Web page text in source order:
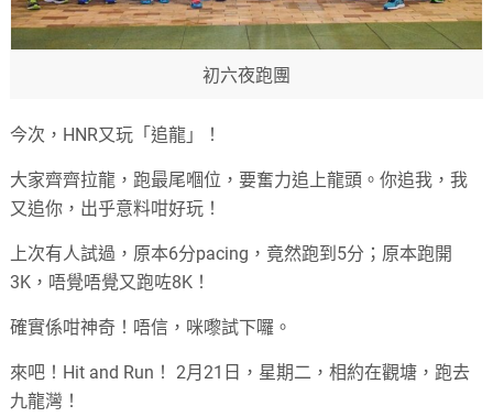
初六夜跑團
今次，HNR又玩「追龍」！
大家齊齊拉龍，跑最尾嗰位，要奮力追上龍頭。你追我，我
又追你，出乎意料咁好玩！
上次有人試過，原本6分pacing，竟然跑到5分；原本跑開
3K，唔覺唔覺又跑咗8K！
確實係咁神奇！唔信，咪嚟試下囉。
來吧！Hit and Run！ 2月21日，星期二，相約在觀塘，跑去
九龍灣！